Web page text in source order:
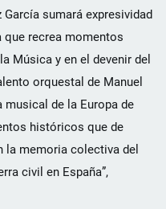
sumará expresividad
recrea momentos
Música y en el devenir del
orquestal de Manuel
musical de la Europa de
históricos que de
la memoria colectiva del
civil en España”,